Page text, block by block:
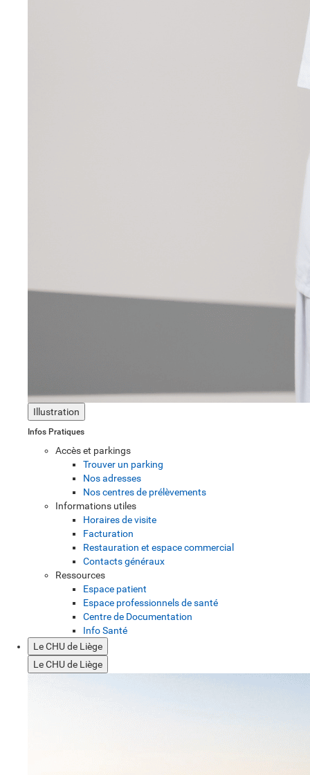
Illustration
Infos Pratiques
Accès et parkings
Trouver un parking
Nos adresses
Nos centres de prélèvements
Informations utiles
Horaires de visite
Facturation
Restauration et espace commercial
Contacts généraux
Ressources
Espace patient
Espace professionnels de santé
Centre de Documentation
Info Santé
Le CHU de Liège
Le CHU de Liège